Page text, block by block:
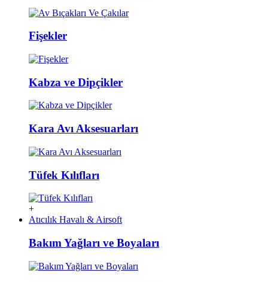
Fişekler
Kabza ve Dipçikler
Kara Avı Aksesuarları
Tüfek Kılıfları
+
Atıcılık Havalı & Airsoft
Bakım Yağları ve Boyaları